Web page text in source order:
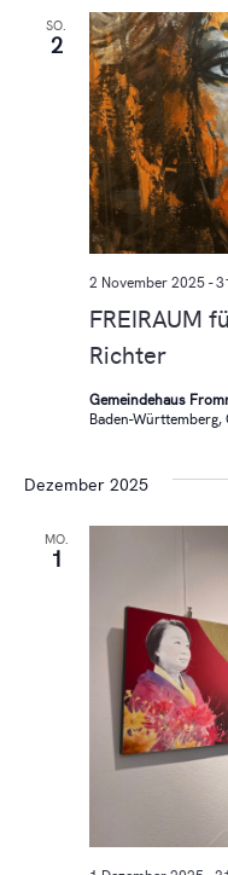
SO.
2
FREIRAUM
Richter
2 November 2025-
Gemeindehaus
Baden-Württemberg,
Dezember 2025
MO.
1